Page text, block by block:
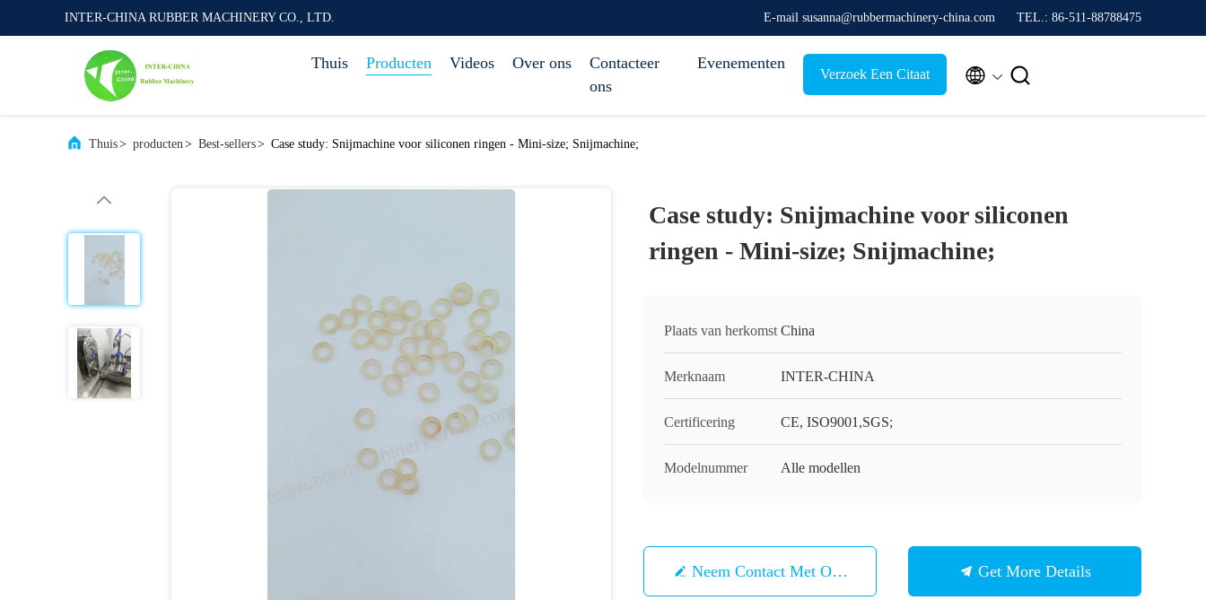
INTER-CHINA RUBBER MACHINERY CO., LTD. E-mail susanna@rubbermachinery-china.com TEL.: 86-511-88788475
Thuis Producten Videos Over ons
Contacteer
ons
Evenementen
Verzoek Een Citaat  
Thuis> producten> Best-sellers> Case study: Snijmachine voor siliconen ringen - Mini-size; Snijmachine;
Case study: Snijmachine voor siliconen
ringen - Mini-size; Snijmachine;
Plaats van herkomst China
Merknaam INTER-CHINA
Certificering CE, ISO9001,SGS;
Modelnummer Alle modellen
Neem Contact Met Ons Op Get More Details